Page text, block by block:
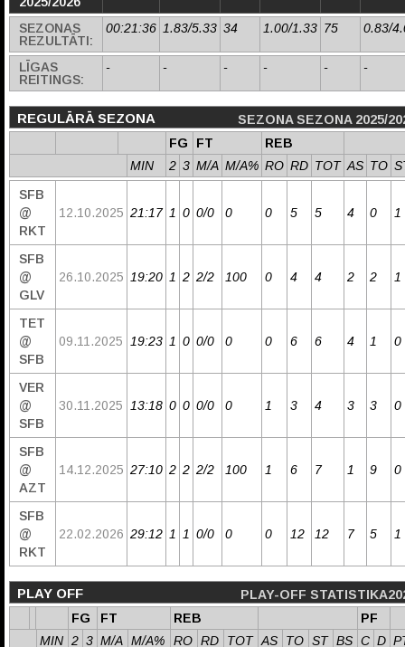
SEZONAS
REZULTĀTI:
00:21:36 1.83/5.33 34 1.00/1.33 75 0.83/
LĪGAS
REITINGS:
- - - - - -
REGULĀRĀ SEZONA
SEZONA SEZONA 2025/
FG
FT
REB
MIN
2 3 M/A M/A% RO RD TOT AS TO
SFB
@
RKT
12.10.2025 21:17 1 0 0/0 0 0 5 5 4 0 1
SFB
@
GLV
26.10.2025 19:20 1 2 2/2 100 0 4 4 2 2 1
TET
@
SFB
09.11.2025 19:23 1 0 0/0 0 0 6 6 4 1 0
VER
@
SFB
30.11.2025 13:18 0 0 0/0 0 1 3 4 3 3 0
SFB
@
AZT
14.12.2025 27:10 2 2 2/2 100 1 6 7 1 9 0
SFB
@
RKT
22.02.2026 29:12 1 1 0/0 0 0 12 12 7 5 1
PLAY OFF
PLAY-OFF
FG
FT REB
PF
MIN 2 3 M/A M/A% RO RD TOT AS TO ST BS C D